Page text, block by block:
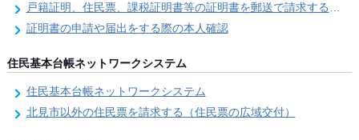
戸籍証明、住民票、課税証明書等の証明書を郵送で請求する際の本人確認
証明書の申請や届出をする際の本人確認
住民基本台帳ネットワークシステム
住民基本台帳ネットワークシステム
北見市以外の住民票を請求する（住民票の広域交付）